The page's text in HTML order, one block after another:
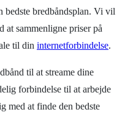
bredbåndsplan. Vi vil
at sammenligne priser på
til din internetforbindelse.
til at streame dine
forbindelse til at arbejde
med at finde den bedste